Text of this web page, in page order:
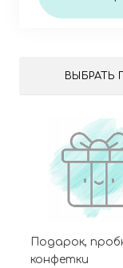
ВЫБРАТЬ
Подарок,
конфетки